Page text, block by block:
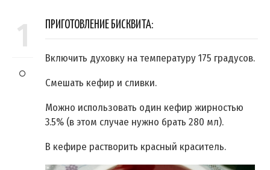
1 ПРИГОТОВЛЕНИЕ БИСКВИТА:
Включить духовку на температуру 175 градусов.
Смешать кефир и сливки.
Можно использовать один кефир жирностью
3.5% (в этом случае нужно брать 280 мл).
В кефире растворить красный краситель.